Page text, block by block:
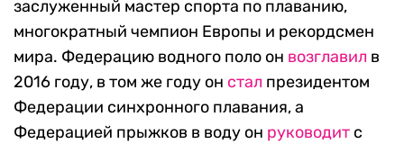
заслуженный мастер спорта по плаванию,
многократный чемпион Европы и рекордсмен
мира. Федерацию водного поло он возглавил в
2016 году, в том же году он стал президентом
Федерации синхронного плавания, а
Федерацией прыжков в воду он руководит с